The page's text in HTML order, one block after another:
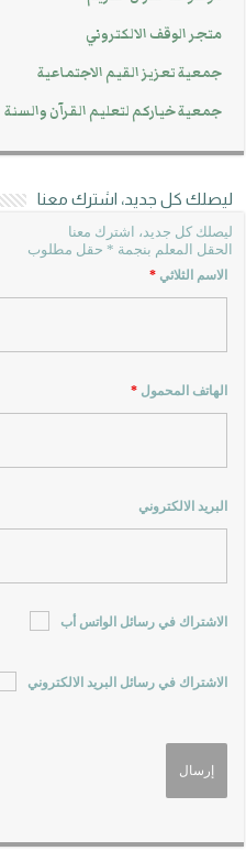
متجر الوقف الالكتروني
جمعية تعزيز القيم الاجتماعية
جمعية خياركم لتعليم القرآن والسنة
ليصلك كل جديد، اشترك معنا
ليصلك كل جديد، اشترك معنا
الحقل المعلم بنجمة * حقل مطلوب
الاسم الثلاثي*
الهاتف المحمول*
البريد الالكتروني
الاشتراك في رسائل الواتس أب
الاشتراك في رسائل البريد الالكتروني